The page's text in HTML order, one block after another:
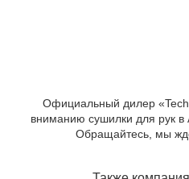
Официальный дилер
вниманию сушилки для рук в
Обращайтесь, мы